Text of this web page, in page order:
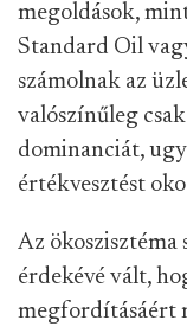
megoldások,
Standard Oil
számolnak az
valószínűleg
dominanciát,
értékvesztést
Az ökoszisztéma
érdekévé vált,
megfordításáért